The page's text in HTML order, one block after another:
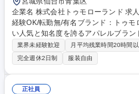
企業名 株式会社トゥモローランド 求人名 【仙台/販売職(ウィメンズ)】未
経験OK/転勤無/有名ブランド：トゥモローランド 仕事の
い人気と知名度を誇るアパレルブラ
での接客・販売および商品管理 ■店内
どを使った販売促進、ショッププレスをお任
商品をお任せいたします。 ■評価制度
次半期の目標設定・個人と店長のコ
度を取入れています。この制度では、
業界未経験歓迎 月平均残業時間20時間
完全週休2日制
服装自由
正社員